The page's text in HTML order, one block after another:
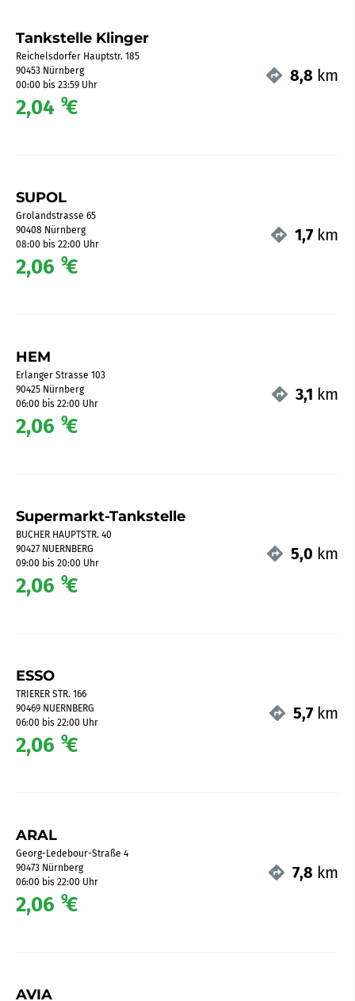
Tankstelle Klinger
Reichelsdorfer Hauptstr. 185
90453 Nürnberg
00:00 bis 23:59 Uhr
2,04 9€
8,8 km
SUPOL
Grolandstrasse 65
90408 Nürnberg
08:00 bis 22:00 Uhr
2,06 9€
1,7 km
HEM
Erlanger Strasse 103
90425 Nürnberg
06:00 bis 22:00 Uhr
2,06 9€
3,1 km
Supermarkt-Tankstelle
BUCHER HAUPTSTR. 40
90427 NUERNBERG
09:00 bis 20:00 Uhr
2,06 9€
5,0 km
ESSO
TRIERER STR. 166
90469 NUERNBERG
06:00 bis 22:00 Uhr
2,06 9€
5,7 km
ARAL
Georg-Ledebour-Straße 4
90473 Nürnberg
06:00 bis 22:00 Uhr
2,06 9€
7,8 km
AVIA